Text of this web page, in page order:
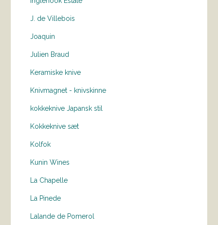
J. de Villebois
Joaquin
Julien Braud
Keramiske knive
Knivmagnet - knivskinne
kokkeknive Japansk stil
Kokkeknive sæt
Kolfok
Kunin Wines
La Chapelle
La Pinede
Lalande de Pomerol